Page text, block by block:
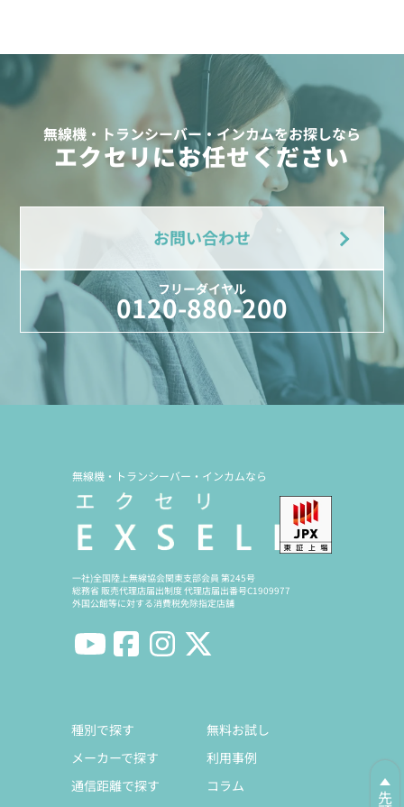
無線機・トランシーバー・インカムをお探しなら
エクセリにお任せください
お問い合わせ
フリーダイヤル
0120-880-200
無線機・トランシーバー・インカムなら
一社)全国陸上無線協会関東支部会員 第245号
総務省 販売代理店届出制度 代理店届出番号C1909977
外国公館等に対する消費税免除指定店舗
種別で探す
メーカーで探す
通信距離で探す
無料お試し
利用事例
コラム